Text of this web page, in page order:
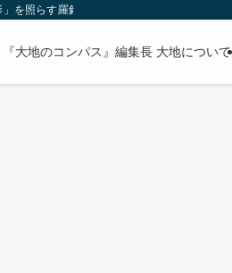
を照らす羅針盤。
大地のコンパス』編集長 大地について